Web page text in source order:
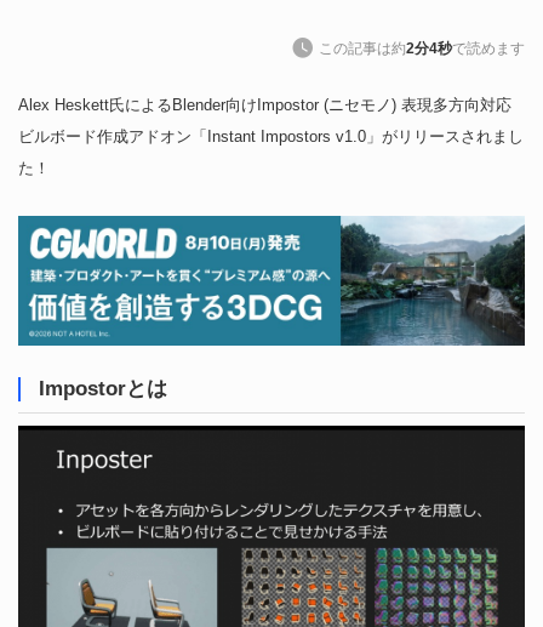
この記事は約2分4秒で読めます
Alex Heskett氏によるBlender向けImpostor (ニセモノ) 表現多方向対応
ビルボード作成アドオン「Instant Impostors v1.0」がリリースされまし
た！
Impostorとは